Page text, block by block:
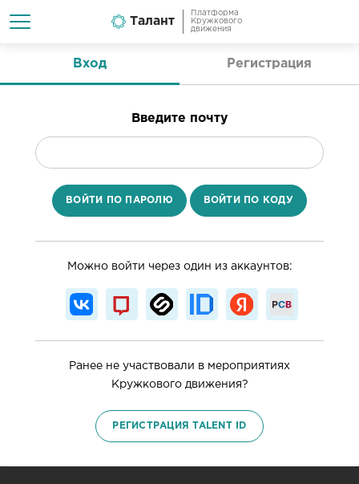
Талант
Платформа
Кружкового
движения
Вход Регистрация
Введите почту
ВОЙТИ ПО ПАРОЛЮ ВОЙТИ ПО КОДУ
Можно войти через один из аккаунтов:
Ранее не участвовали в мероприятиях
Кружкового движения?
РЕГИСТРАЦИЯ TALENT ID